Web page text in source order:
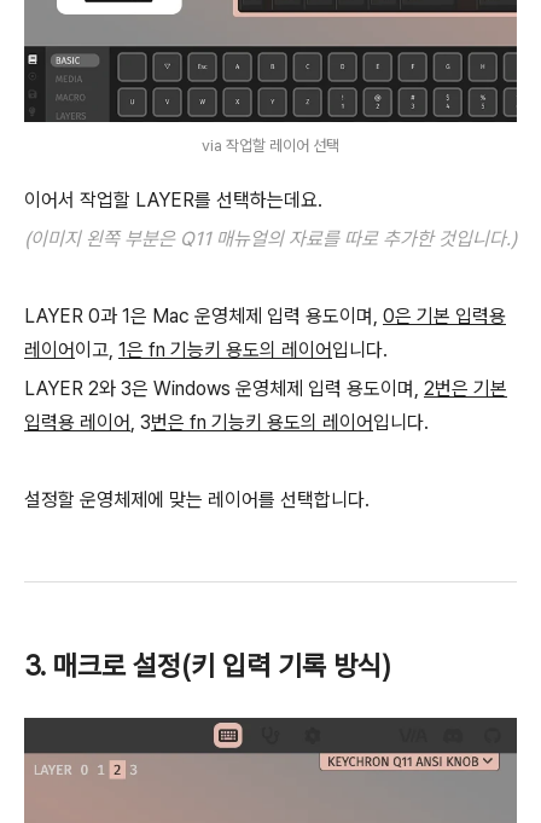
via 작업할 레이어 선택
이어서 작업할 LAYER를 선택하는데요.
(이미지 왼쪽 부분은 Q11 매뉴얼의 자료를 따로 추가한 것입니다.)
LAYER 0과 1은 Mac 운영체제 입력 용도이며, 0은 기본 입력용
레이어이고, 1은 fn 기능키 용도의 레이어입니다.
LAYER 2와 3은 Windows 운영체제 입력 용도이며, 2번은 기본
입력용 레이어, 3번은 fn 기능키 용도의 레이어입니다.
설정할 운영체제에 맞는 레이어를 선택합니다.
3. 매크로 설정(키 입력 기록 방식)